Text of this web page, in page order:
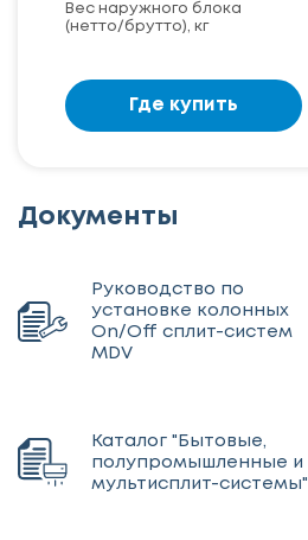
Вес наружного блока
(нетто/брутто), кг
Где купить
Документы
Руководство по
установке колонных
On/Off сплит-систем
MDV
Каталог "Бытовые,
полупромышленные и
мультисплит-системы"